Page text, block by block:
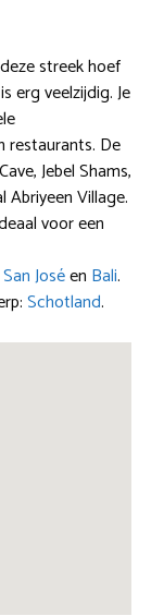
streek hoef
erg veelzijdig. Je
restaurants. De
Jebel Shams,
Village.
voor een
San Joséen Bali.
Schotland.